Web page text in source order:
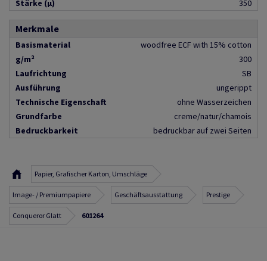
Stärke (µ)
350
Merkmale
Basismaterial
woodfree ECF with 15% cotton
g/m²
300
Laufrichtung
SB
Ausführung
ungerippt
Technische Eigenschaft
ohne Wasserzeichen
Grundfarbe
creme/natur/chamois
Bedruckbarkeit
bedruckbar auf zwei Seiten
Papier, Grafischer Karton, Umschläge
Image- / Premiumpapiere Geschäftsausstattung Prestige
Conqueror Glatt 601264